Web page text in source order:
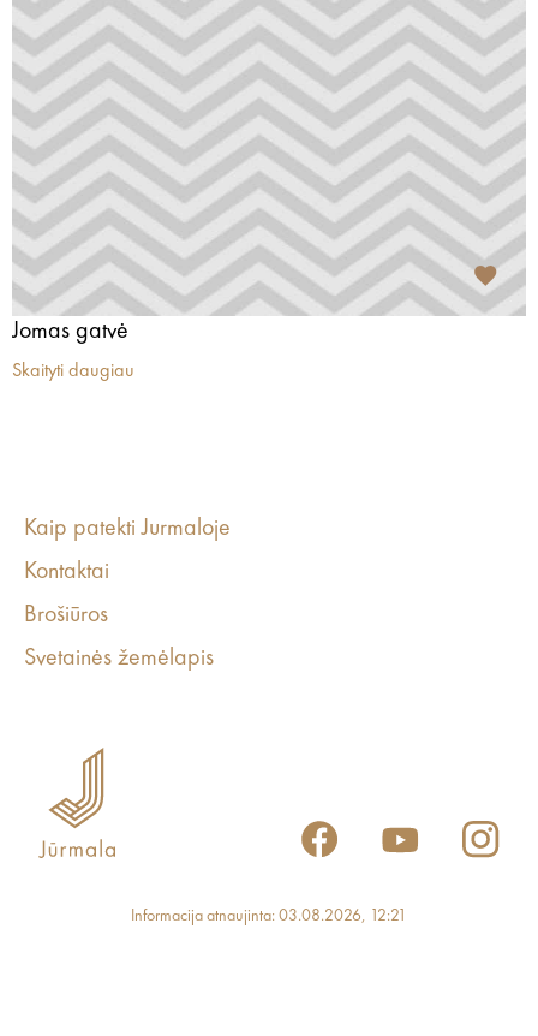
Jomas gatvė
Skaityti daugiau
Kaip patekti Jurmaloje
Kontaktai
Brošiūros
Svetainės žemėlapis
Informacija atnaujinta: 03.08.2026, 12:21